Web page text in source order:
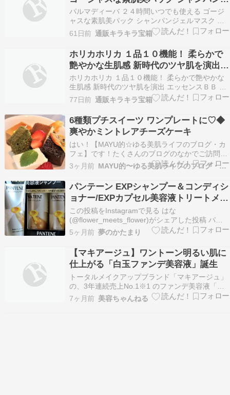
ェルマスク ゴージャスＨ ４個分特別セ
ット
パルマディーバ ２４時間いつでも使える ゴージ
ャスな素肌美パック シャンパンジェルマスク ゴ
ージャスＨ ４個分特別セット※画像クリックで商
品詳細へパルマディーバ ２４時間いつでも使える
ゴージャスな素肌美パック シャンパンジェルマス
ク ゴージャスＨ ４個分特別セット浅野裕子さん
が…
61日前 通販キラキラ宝箱
ホリカホリカ １品１０機能！ 柔らかで
艶やかな生肌感 新時代のツヤ肌を演出
エッセンスＢＢ Ｗデーションルミ ３個
分特別セット
ホリカホリカ １品１０機能！ 柔らかで艶やかな
生肌感 新時代のツヤ肌を演出 エッセンスＢＢ Ｗ
デーションルミ ３個分特別セット※画像クリック
で商品詳細へホリカホリカ １品１０機能！ 柔ら
かで艶やかな生肌感 新時代のツヤ肌を演出 エッ
センスＢＢ Ｗデーションルミ ３個分特別セット
夢…
77日前 通販キラキラ宝箱
6種類プチスイーツ ワンプレートに♡◆
爽やかミントレアチーズケーキ
はい！【MAYU的☆ゆる美肌ライフのブログ・カ
フェ】です！たくさんのブログのなかでご訪問
「いいね！」「フォロー」ありがとうございます
にほんブログ村 人気ブログランキング 『ゆる旬
食花美ライフ』のブログ・カフェ 皆さん こんに
ちは♡♡ ちょっとずつワンプレートに のせてみ
まし…
3ヶ月前 MAYU的〜ゆる美肌ライフのブログ・カフェ
パンテーン EXPシャンプー＆コンディシ
ョナー/EXPカプセル美容液トリートメン
ト
この投稿をInstagramで見る はな
(@flower_meets_flower)がシェアした投稿 パン
テーン EXPシャンプー＆コンディショナー/EXP
カプセル美容液トリートメント パンテーンさんの
ブログリポーターに参加中
5ヶ月前 夢のかたまり
【マキアージュ】ワントーン明るい肌に
仕上がる「白玉ファンデ美容液」誕生
トータルメイクアップブランド「マキアージュ」
の、3年連続売上No.1※1 のファンデ美容液「エ
ッセンスリキッド EX」から「グルタチオン」※2
配合の新タイプが誕生。 続きを読む ≫ ファンデ
7ヶ月前 美容ちゃんねる